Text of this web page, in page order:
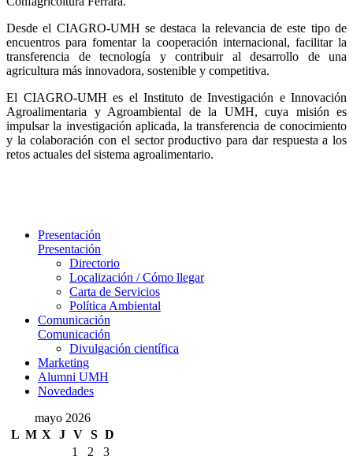
Desde el CIAGRO-UMH se destaca la relevancia de este tipo de
encuentros para fomentar la cooperación internacional, facilitar la
transferencia de tecnología y contribuir al desarrollo de una
agricultura más innovadora, sostenible y competitiva.
El CIAGRO-UMH es el Instituto de Investigación e Innovación
Agroalimentaria y Agroambiental de la UMH, cuya misión es
impulsar la investigación aplicada, la transferencia de conocimiento
y la colaboración con el sector productivo para dar respuesta a los
retos actuales del sistema agroalimentario.
Presentación
Presentación
Directorio
Localización / Cómo llegar
Carta de Servicios
Política Ambiental
Comunicación
Comunicación
Divulgación científica
Marketing
Alumni UMH
Novedades
mayo 2026
L M X J V S D
1
2
3